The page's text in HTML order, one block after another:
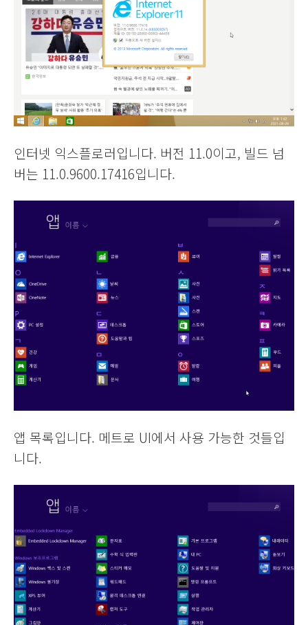
인터넷 익스플로러입니다. 버전 11.0이고, 빌드 넘
버는 11.0.9600.17416입니다.
앱 목록입니다. 메트로 UI에서 사용 가능한 것들입
니다.